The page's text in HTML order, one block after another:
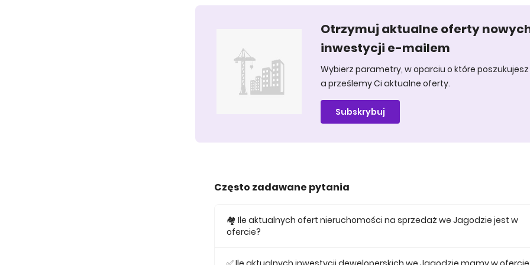
Otrzymuj aktualne oferty
inwestycji e-mailem
Wybierz parametry, w oparciu o które
a prześlemy Ci aktualne oferty.
Subskrybuj
Często zadawane pytania
🏘️ Ile aktualnych ofert nieruchomości na sprzedaż we Jagodzie jest w
ofercie?